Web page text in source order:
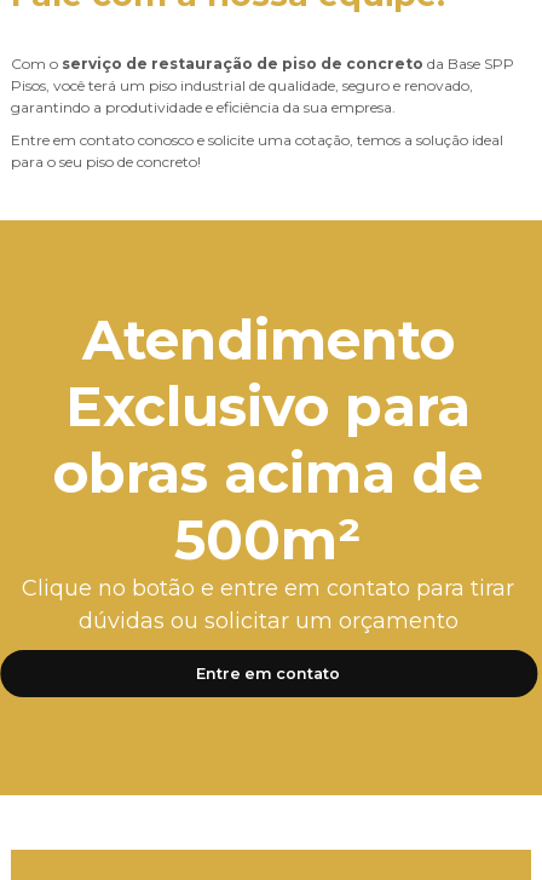
Com o serviço de restauração de piso de concreto da Base SPP
Pisos, você terá um piso industrial de qualidade, seguro e renovado,
garantindo a produtividade e eficiência da sua empresa.
Entre em contato conosco e solicite uma cotação, temos a solução ideal
para o seu piso de concreto!
Atendimento
Exclusivo para
obras acima de
500m²
Clique no botão e entre em contato para tirar
dúvidas ou solicitar um orçamento
Entre em contato